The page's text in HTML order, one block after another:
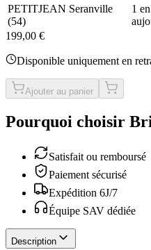
PETITJEAN Seranville
(54)
1
199,00 €
Disponible uniquement en
Ajouter au panier
Pourquoi choisir
Satisfait ou remboursé
Paiement sécurisé
Expédition 6J/7
Équipe SAV dédiée
Description